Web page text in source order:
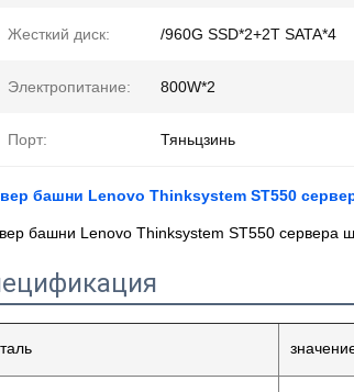
Жесткий диск: /960G SSD*2+2T SATA*4
Электропитание: 800W*2
Порт: Тяньцзинь
башни Lenovo Thinksystem ST550
башни Lenovo Thinksystem ST550 сервера